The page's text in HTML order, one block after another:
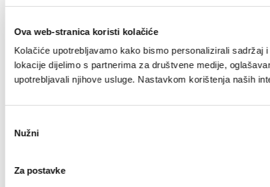
Ova web-stranica koristi kolačiće
Kolačiće upotrebljavamo kako bismo personalizirali
lokacije dijelimo s partnerima za društvene medije,
upotrebljavali njihove usluge. Nastavkom korištenja naših
pristanka
Nužni
Za postavke